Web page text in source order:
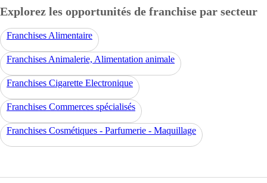
Explorez les opportunités de franchise par secteur
Franchises Alimentaire
Franchises Animalerie, Alimentation animale
Franchises Cigarette Electronique
Franchises Commerces spécialisés
Franchises Cosmétiques - Parfumerie - Maquillage